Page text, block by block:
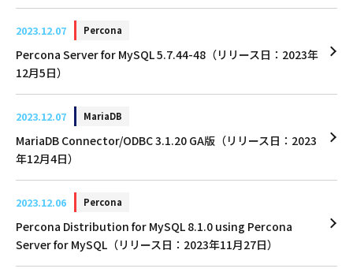
2023.12.07 Percona
Percona Server for MySQL 5.7.44-48（リリース日：2023年
12月5日）
2023.12.07 MariaDB
MariaDB Connector/ODBC 3.1.20 GA版（リリース日：2023
年12月4日）
2023.12.06 Percona
Percona Distribution for MySQL 8.1.0 using Percona
Server for MySQL（リリース日：2023年11月27日）